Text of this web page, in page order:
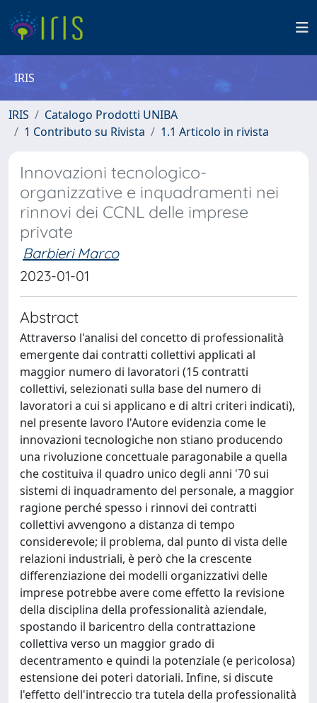
IRIS
IRIS
Catalogo Prodotti UNIBA
1 Contributo su Rivista
1.1 Articolo in rivista
Innovazioni tecnologico-
organizzative e inquadramenti nei
rinnovi dei CCNL delle imprese
private
Barbieri Marco
2023-01-01
Abstract
Attraverso l'analisi del concetto di professionalità
emergente dai contratti collettivi applicati al
maggior numero di lavoratori (15 contratti
collettivi, selezionati sulla base del numero di
lavoratori a cui si applicano e di altri criteri indicati),
nel presente lavoro l'Autore evidenzia come le
innovazioni tecnologiche non stiano producendo
una rivoluzione concettuale paragonabile a quella
che costituiva il quadro unico degli anni '70 sui
sistemi di inquadramento del personale, a maggior
ragione perché spesso i rinnovi dei contratti
collettivi avvengono a distanza di tempo
considerevole; il problema, dal punto di vista delle
relazioni industriali, è però che la crescente
differenziazione dei modelli organizzativi delle
imprese potrebbe avere come effetto la revisione
della disciplina della professionalità aziendale,
spostando il baricentro della contrattazione
collettiva verso un maggior grado di
decentramento e quindi la potenziale (e pericolosa)
estensione dei poteri datoriali. Infine, si discute
l'effetto dell'intreccio tra tutela della professionalità